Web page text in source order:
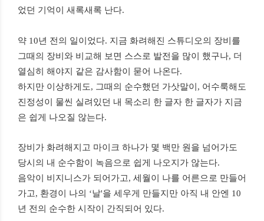
었던 기억이 새록새록 난다.
약 10년 전의 일이었다. 지금 화려해진 스튜디오의 장비를
그때의 장비와 비교해 보면 스스로 발전을 많이 했구나, 더
열심히 해야지 같은 감사함이 묻어 나온다.
하지만 이상하게도, 그때의 순수했던 가삿말이 , 어수룩해도
진정성이
물씬 실려있던 내 목소리 한 글자 한 글자가 지금
은 쉽게 나오질 않는다.
장비가 화려해지고 마이크 하나가 몇 백만 원을 넘어가도
당시의 내 순수함이 녹음으로 쉽게 나오지가 않는다.
음악이
비지니스가 되어가고, 세월이 나를 어른으로 만들어
가고, 환경이 나의 ‘날'을 세우게 만들지만 아직 내 안엔
10
년 전의 순수한 시작이 간직되어 있다.